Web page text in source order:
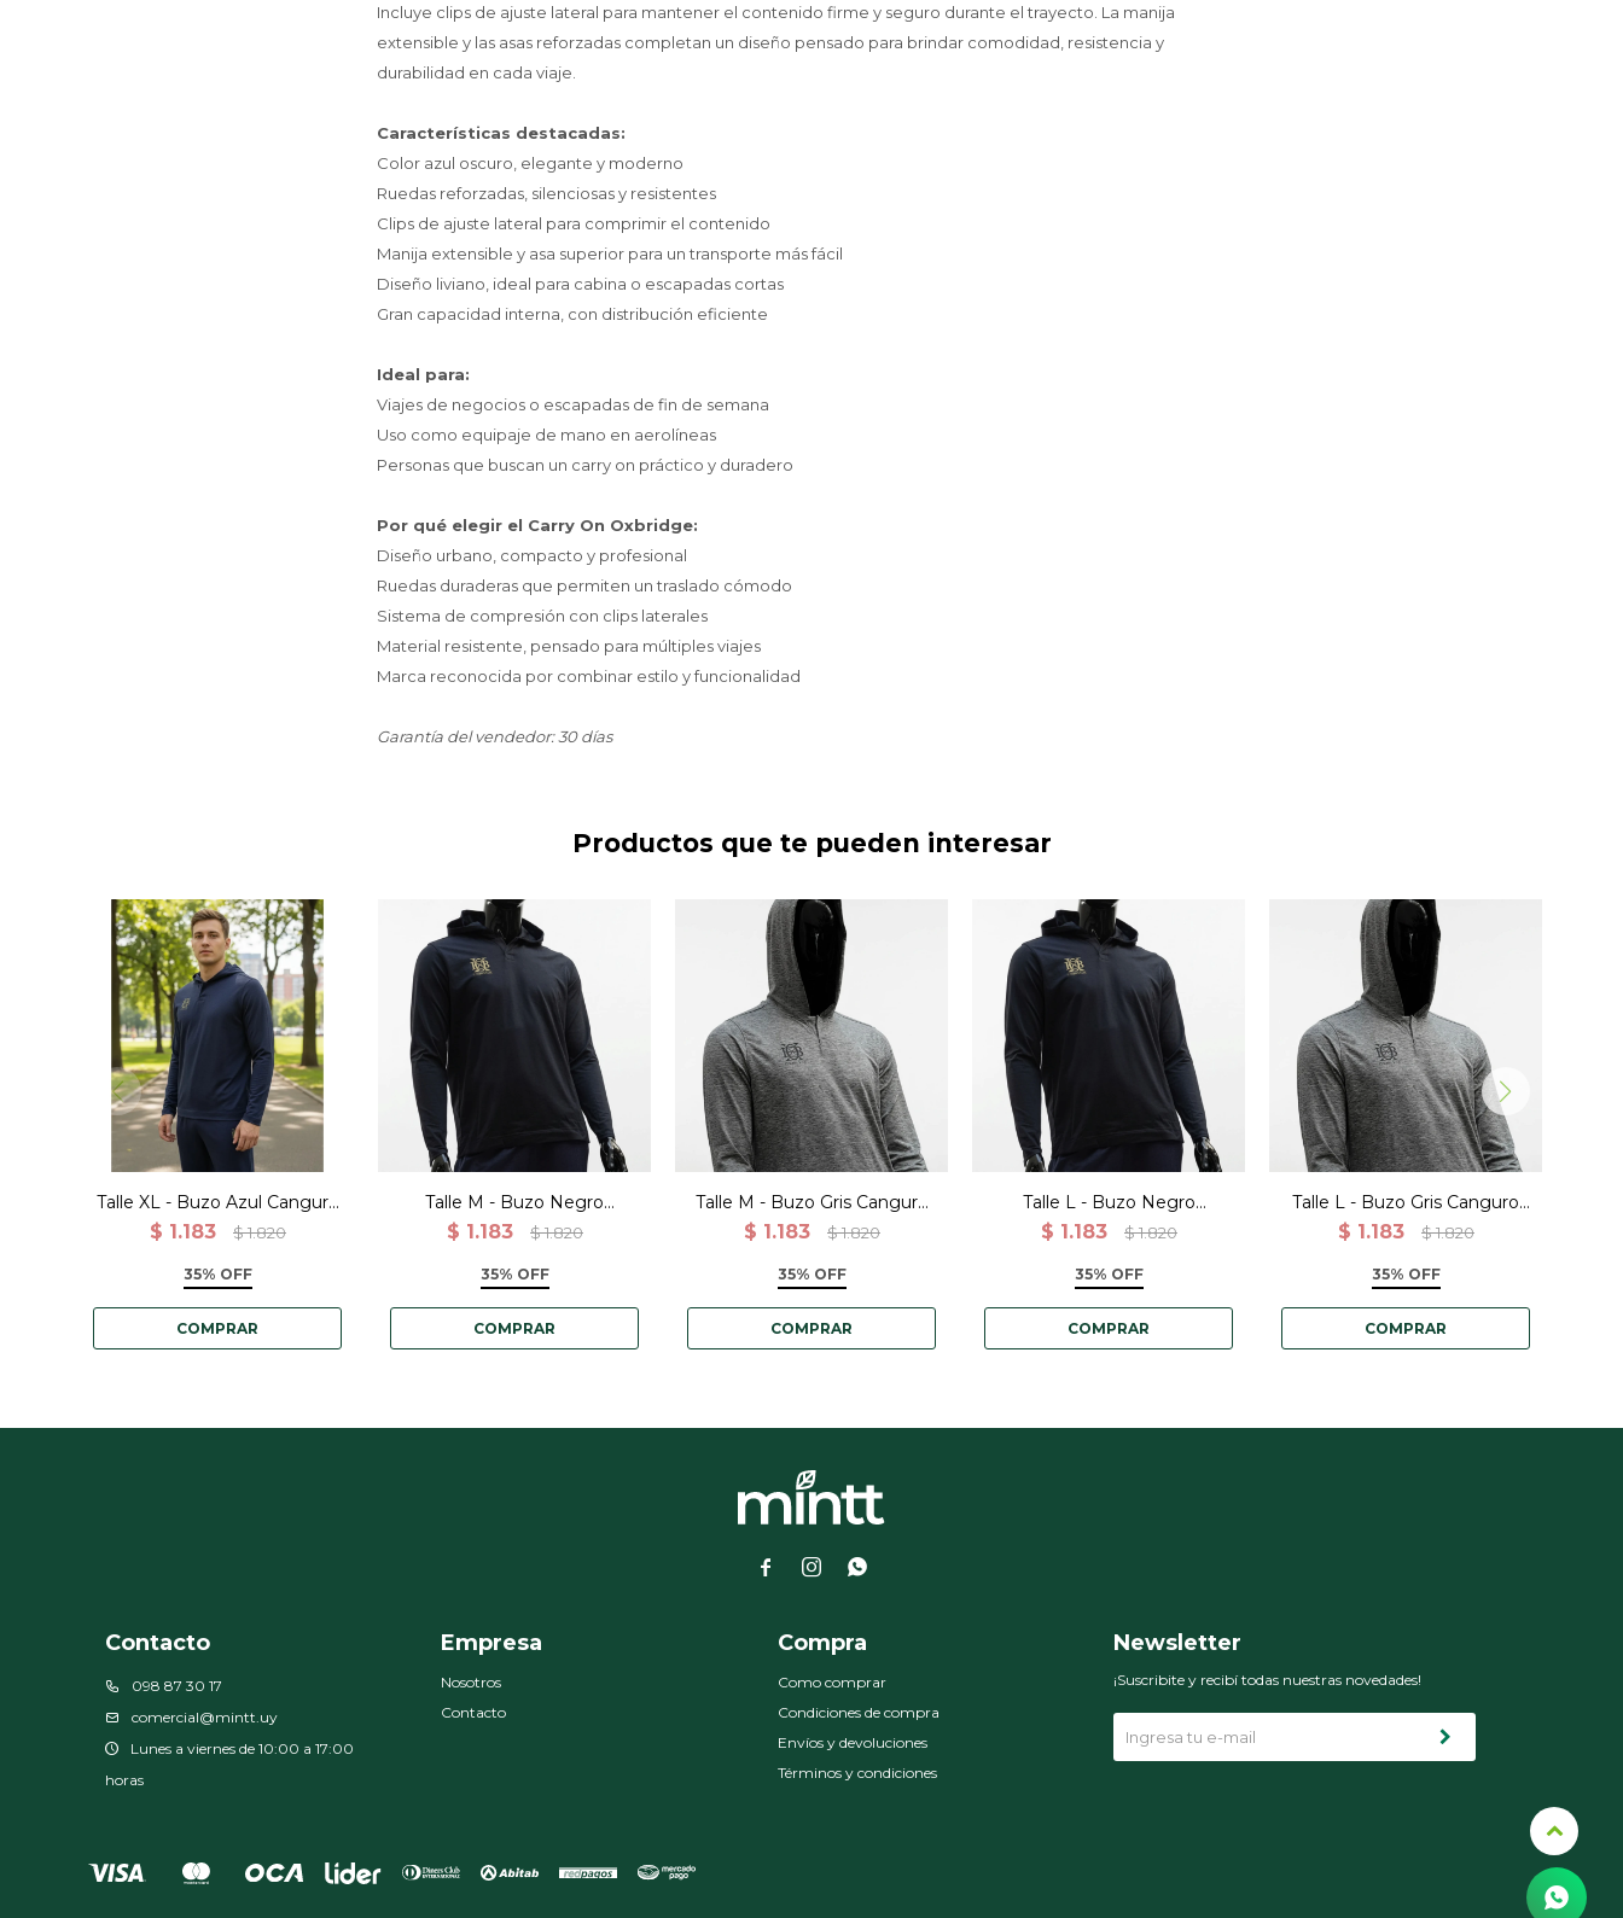
Incluye clips de ajuste lateral para mantener el contenido firme y seguro durante el trayecto. La manija
extensible y las asas reforzadas completan un diseño pensado para brindar comodidad, resistencia y
durabilidad en cada viaje.
Características destacadas:
Color azul oscuro, elegante y moderno
Ruedas reforzadas, silenciosas y resistentes
Clips de ajuste lateral para comprimir el contenido
Manija extensible y asa superior para un transporte más fácil
Diseño liviano, ideal para cabina o escapadas cortas
Gran capacidad interna, con distribución eficiente
Ideal para:
Viajes de negocios o escapadas de fin de semana
Uso como equipaje de mano en aerolíneas
Personas que buscan un carry on práctico y duradero
Por qué elegir el Carry On Oxbridge:
Diseño urbano, compacto y profesional
Ruedas duraderas que permiten un traslado cómodo
Sistema de compresión con clips laterales
Material resistente, pensado para múltiples viajes
Marca reconocida por combinar estilo y funcionalidad
Garantía del vendedor: 30 días
Productos que te pueden interesar
Talle XL - Buzo Azul Canguro
Deportivo Entrenamiento
$ 1.183 $ 1.820
35% OFF
Talle M - Buzo Negro
Canguro Deportivo
$ 1.183 $ 1.820
35% OFF
Talle M - Buzo Gris Canguro
Deportivo Entrenamiento
$ 1.183 $ 1.820
35% OFF
Talle L - Buzo Negro
Canguro Deportivo
$ 1.183 $ 1.820
35% OFF
Talle L - Buzo Gris Canguro
Deportivo Entrenamiento
$ 1.183 $ 1.820
35% OFF
  
Contacto
098 87 30 17
comercial@mintt.uy
Lunes a viernes de 10:00 a 17:00
horas
Empresa
Nosotros
Contacto
Compra
Como comprar
Condiciones de compra
Envíos y devoluciones
Términos y condiciones
Newsletter
¡Suscribite y recibí todas nuestras novedades!